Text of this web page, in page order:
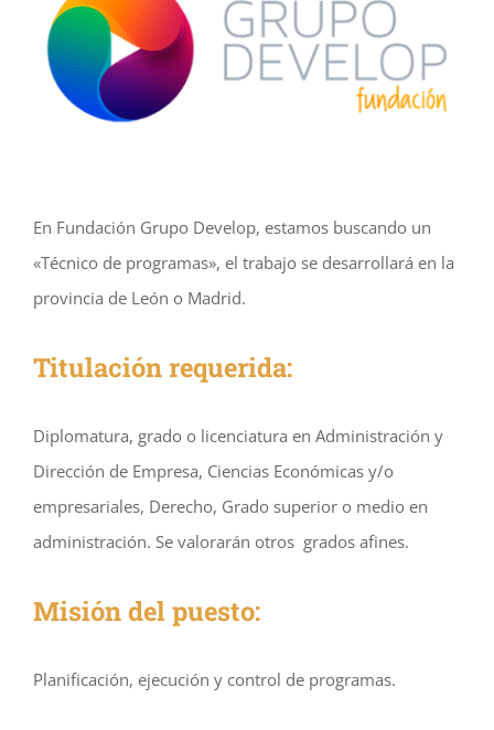
En Fundación Grupo Develop, estamos buscando un
«Técnico de programas», el trabajo se desarrollará en la
provincia de León o Madrid.
Titulación requerida:
Diplomatura, grado o licenciatura en Administración y
Dirección de Empresa, Ciencias Económicas y/o
empresariales, Derecho, Grado superior o medio en
administración. Se valorarán otros grados afines.
Misión del puesto:
Planificación, ejecución y control de programas.